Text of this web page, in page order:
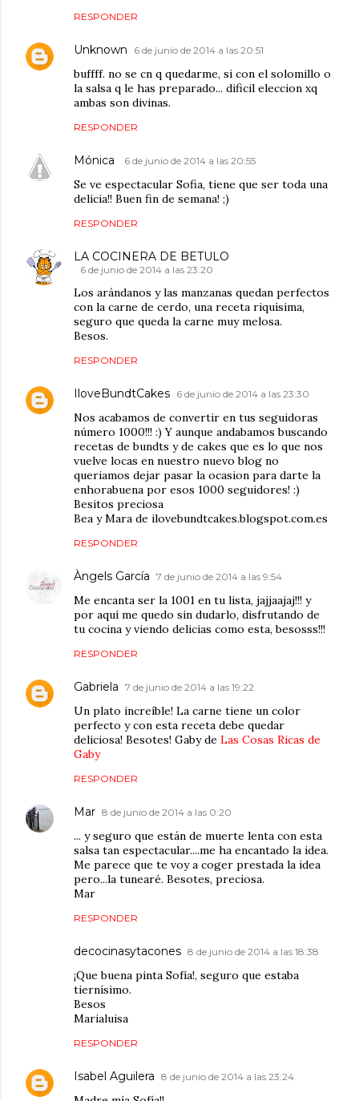
RESPONDER
Unknown 6 de junio de 2014 a las 20:51
buffff. no se cn q quedarme, si con el solomillo o
la salsa q le has preparado... dificil eleccion xq
ambas son divinas.
RESPONDER
Mónica 6 de junio de 2014 a las 20:55
Se ve espectacular Sofia, tiene que ser toda una
delicia!! Buen fin de semana! ;)
RESPONDER
LA COCINERA DE BETULO
6 de junio de 2014 a las 23:20
Los arándanos y las manzanas quedan perfectos
con la carne de cerdo, una receta riquísima,
seguro que queda la carne muy melosa.
Besos.
RESPONDER
IloveBundtCakes 6 de junio de 2014 a las 23:30
Nos acabamos de convertir en tus seguidoras
número 1000!!! :) Y aunque andabamos buscando
recetas de bundts y de cakes que es lo que nos
vuelve locas en nuestro nuevo blog no
queriamos dejar pasar la ocasion para darte la
enhorabuena por esos 1000 seguidores! :)
Besitos preciosa
Bea y Mara de ilovebundtcakes.blogspot.com.es
RESPONDER
Àngels García 7 de junio de 2014 a las 9:54
Me encanta ser la 1001 en tu lista, jajjaajaj!!! y
por aquí me quedo sin dudarlo, disfrutando de
tu cocina y viendo delicias como esta, besosss!!!
RESPONDER
Gabriela 7 de junio de 2014 a las 19:22
Un plato increíble! La carne tiene un color
perfecto y con esta receta debe quedar
deliciosa! Besotes! Gaby de Las Cosas Ricas de
Gaby
RESPONDER
Mar 8 de junio de 2014 a las 0:20
... y seguro que están de muerte lenta con esta
salsa tan espectacular....me ha encantado la idea.
Me parece que te voy a coger prestada la idea
pero...la tunearé. Besotes, preciosa.
Mar
RESPONDER
decocinasytacones 8 de junio de 2014 a las 18:38
¡Que buena pinta Sofía!, seguro que estaba
tiernísimo.
Besos
Marialuisa
RESPONDER
Isabel Aguilera 8 de junio de 2014 a las 23:24